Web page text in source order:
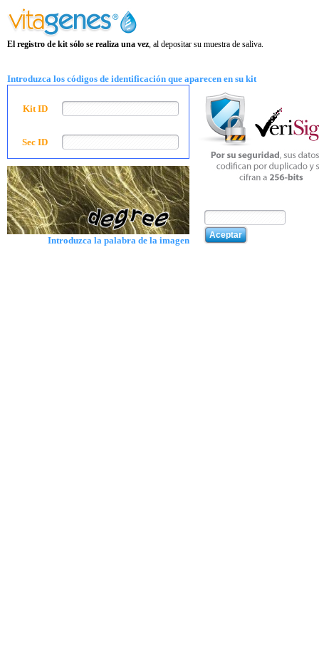
El registro de kit sólo se realiza una vez, al depositar su muestra de saliva.
Introduzca los códigos de identificación que aparecen en su kit
Kit ID
Sec ID
Introduzca la palabra de la imagen